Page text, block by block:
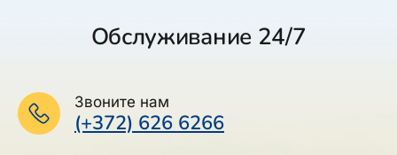
Обслуживание 24/7
Звоните нам
(+372) 626 6266